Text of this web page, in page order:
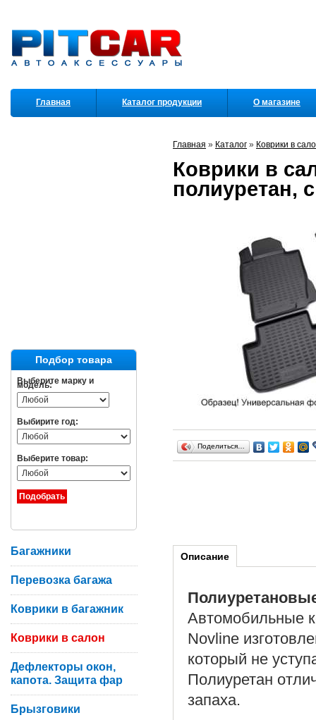
Главная » Каталог » Коврики в
Коврики в
полиуретан,
Поделиться…
Описание
Автомобильные
Novline
который не
Полиуретан
запаха.
Главная Каталог продукции О магазине
Подбор товара
Выберите марку и
модель:
Выбирите год:
Выберите товар:
Багажники
Перевозка багажа
Коврики в багажник
Коврики в салон
Дефлекторы окон,
капота. Защита фар
Брызговики